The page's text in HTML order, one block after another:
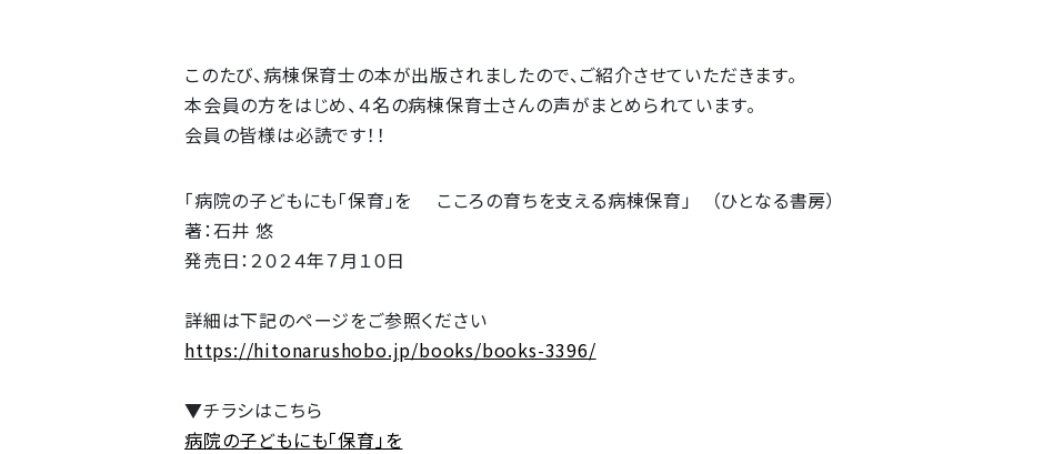
このたび、病棟保育士の本が出版されましたので、ご紹介させていただきます。
本会員の方をはじめ、４名の病棟保育士さんの声がまとめられています。
会員の皆様は必読です！！
「病院の子どもにも「保育」を こころの育ちを支える病棟保育」 （ひとなる書房）
著：石井 悠
発売日：２０２４年７月１０日
詳細は下記のページをご参照ください
https://hitonarushobo.jp/books/books-3396/
▼チラシはこちら
病院の子どもにも「保育」を